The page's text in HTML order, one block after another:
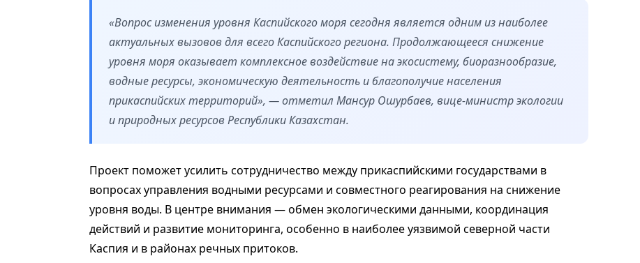
«Вопрос изменения уровня Каспийского моря сегодня является одним из наиболее
актуальных вызовов для всего Каспийского региона. Продолжающееся снижение
уровня моря оказывает комплексное воздействие на экосистему, биоразнообразие,
водные ресурсы, экономическую деятельность и благополучие населения
прикаспийских территорий», — отметил Мансур Ошурбаев, вице-министр экологии
и природных ресурсов Республики Казахстан.
Проект поможет усилить сотрудничество между прикаспийскими государствами в
вопросах управления водными ресурсами и совместного реагирования на снижение
уровня воды. В центре внимания — обмен экологическими данными, координация
действий и развитие мониторинга, особенно в наиболее уязвимой северной части
Каспия и в районах речных притоков.